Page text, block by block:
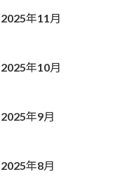
2025年11月
2025年10月
2025年9月
2025年8月